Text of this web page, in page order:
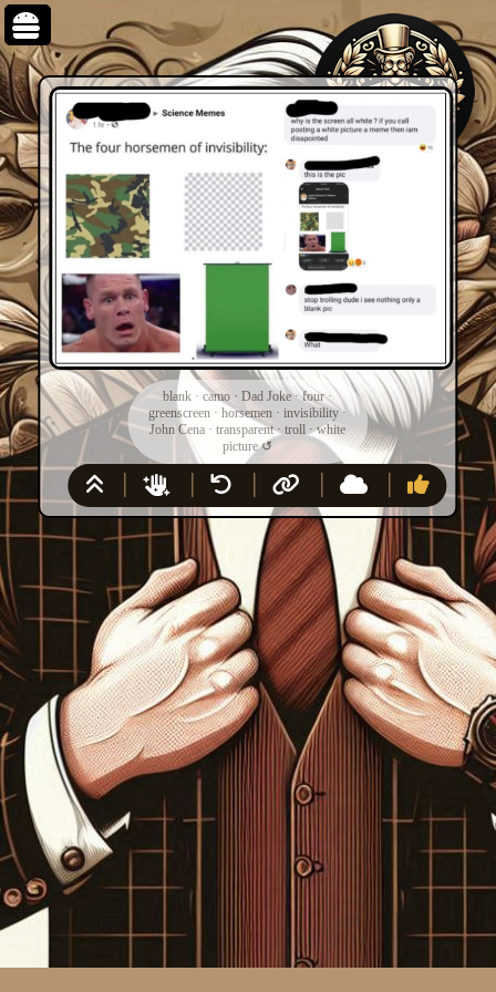
blank ·camo ·Dad Joke·four·
greenscreen ·horsemen ·invisibility·
John Cena ·transparent·troll ·white
picture ↺